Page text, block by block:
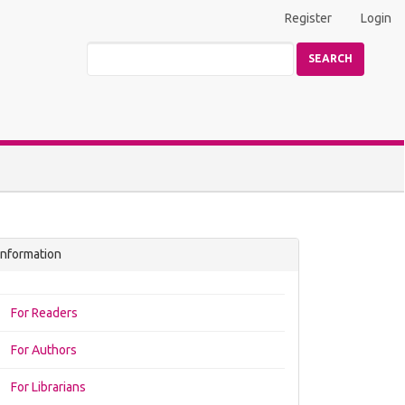
Register Login
SEARCH
For Readers
For Authors
For Librarians